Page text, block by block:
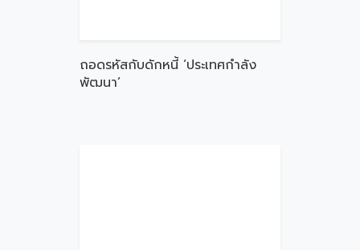
ถอดรหัสกับดักหนี้ ‘ประเทศกำลัง
พัฒนา’